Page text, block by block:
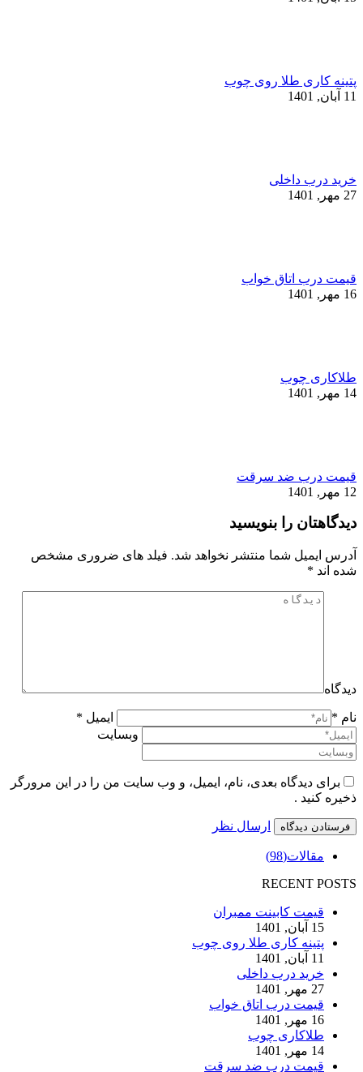
پتینه کاری طلا روی چوب
11 آبان, 1401
خرید درب داخلی
27 مهر, 1401
قیمت درب اتاق خواب
16 مهر, 1401
طلاکاری چوب
14 مهر, 1401
قیمت درب ضد سرقت
12 مهر, 1401
دیدگاهتان را بنویسید
آدرس ایمیل شما منتشر نخواهد شد. فیلد های ضروری مشخص
شده اند *
دیدگاه
نام *
ایمیل *
وبسایت
برای دیدگاه بعدی، نام، ایمیل، و وب سایت من را در این مرورگر
ذخیره کنید .
ارسال نظر
مقالات(98)
RECENT POSTS
قیمت کابینت ممبران
15 آبان, 1401
پتینه کاری طلا روی چوب
11 آبان, 1401
خرید درب داخلی
27 مهر, 1401
قیمت درب اتاق خواب
16 مهر, 1401
طلاکاری چوب
14 مهر, 1401
قیمت درب ضد سرقت